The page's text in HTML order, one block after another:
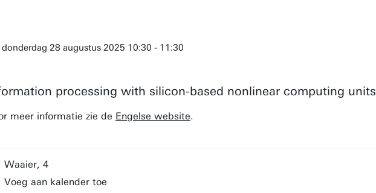
donderdag 28 augustus 2025 10:30 - 11:30
processing with silicon-based nonlinear computing units
meer informatie zie de Engelse website.
Waaier, 4
Voeg aan kalender toe